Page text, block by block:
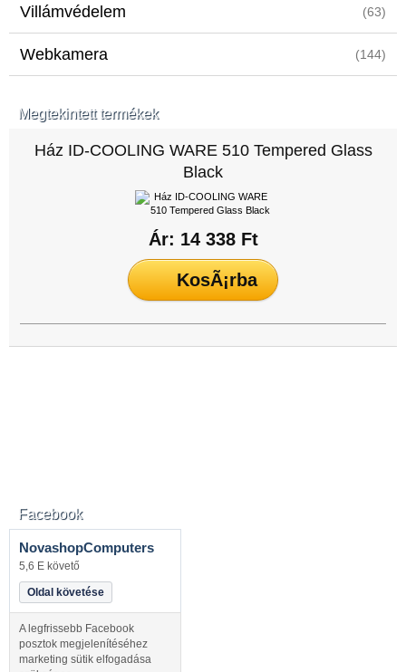
Villámvédelem (63)
Webkamera (144)
Megtekintett termékek
Ház ID-COOLING WARE 510 Tempered Glass
Black
Ár: 14 338 Ft
Facebook
NovashopComputers
5,6 E követő
Oldal követése
A legfrissebb Facebook
posztok megjelenítéséhez
marketing sütik elfogadása